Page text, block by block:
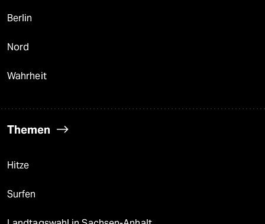
Berlin
Nord
Wahrheit
Themen
Hitze
Surfen